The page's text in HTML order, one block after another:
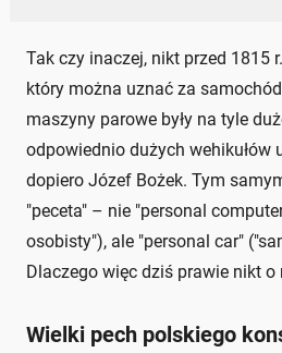
Tak czy inaczej, nikt przed 1815
który można uznać za
maszyny parowe były na tyle
odpowiednio dużych wehikułów
dopiero Józef Bożek. Tym
"peceta" – nie "personal
osobisty"), ale "personal car"
Dlaczego więc dziś prawie nikt o
Wielki pech polskiego